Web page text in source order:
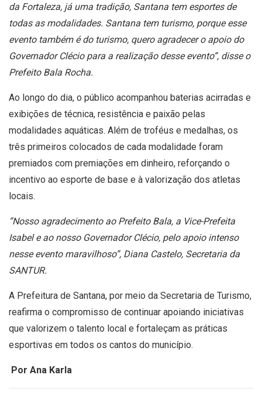
da Fortaleza, já uma tradição, Santana tem esportes de
todas as modalidades. Santana tem turismo, porque esse
evento também é do turismo, quero agradecer o apoio do
Governador Clécio para a realização desse evento”, disse o
Prefeito Bala Rocha.
Ao longo do dia, o público acompanhou baterias acirradas e
exibições de técnica, resistência e paixão pelas
modalidades aquáticas. Além de troféus e medalhas, os
três primeiros colocados de cada modalidade foram
premiados com premiações em dinheiro, reforçando o
incentivo ao esporte de base e à valorização dos atletas
locais.
“Nosso agradecimento ao Prefeito Bala, a Vice-Prefeita
Isabel e ao nosso Governador Clécio, pelo apoio intenso
nesse evento maravilhoso”, Diana Castelo, Secretaria da
SANTUR.
A Prefeitura de Santana, por meio da Secretaria de Turismo,
reafirma o compromisso de continuar apoiando iniciativas
que valorizem o talento local e fortaleçam as práticas
esportivas em todos os cantos do município.
Por Ana Karla